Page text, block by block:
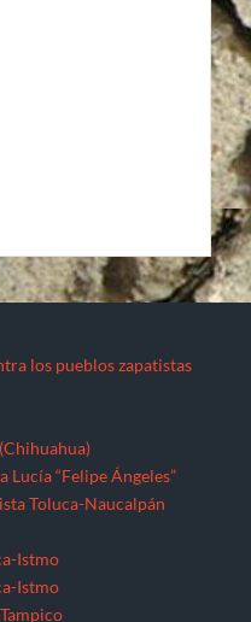
los pueblos zapatistas
“Felipe Ángeles”
Toluca-Naucalpán
Istmo
Istmo